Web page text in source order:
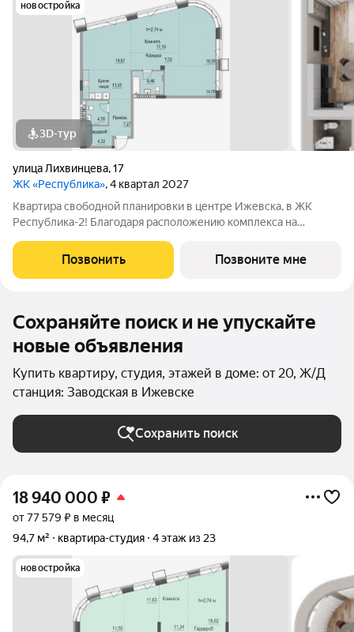
новостройка
3D-тур
улица Лихвинцева,17
ЖК «Республика», 4 квартал 2027
Квартира свободной планировки в центре Ижевска, в ЖК
Республика-2! Благодаря расположению комплекса на
настоящему невероятными видовыми характеристиками. Из
окон квартир будут открываться
Позвонить Позвоните мне
Сохраняйте поиск и не упускайте
новые объявления
Купить квартиру, студия, этажей в доме: от 20, Ж/Д
станция: Заводская в Ижевске
Сохранить поиск
18 940 000 ₽
от 77 579 ₽ в месяц
94,7 м²
квартира-студия 4 этаж из 23
новостройка